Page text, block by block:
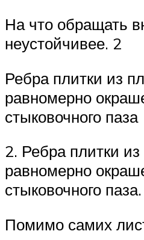
На что обращать
неустойчивее. 2
Ребра плитки из
равномерно
стыковочного паза
2. Ребра плитки
равномерно
стыковочного паза.
Помимо самих